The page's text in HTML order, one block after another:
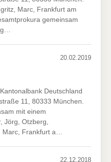
Marc, Frankfurt am
gemeinsam
20.02.2019
Deutschland
11, 80333 München.
mit einem
Jörg, Otzberg,
Marc, Frankfurt a…
22.12.2018